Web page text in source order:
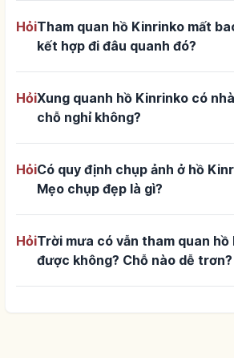
HỏiTham quan hồ Kinrinko mất
kết hợp đi đâu quanh đó?
HỏiXung quanh hồ Kinrinko có
chỗ nghỉ không?
HỏiCó quy định chụp ảnh ở hồ
Mẹo chụp đẹp là gì?
HỏiTrời mưa có vẫn tham quan hồ
được không? Chỗ nào dễ trơn?